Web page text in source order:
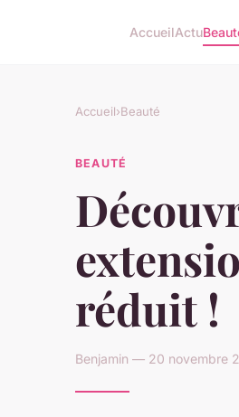
AccueilActu
Accueil›Beauté
BEAUTÉ
réduit !
Benjamin — 20 novembre